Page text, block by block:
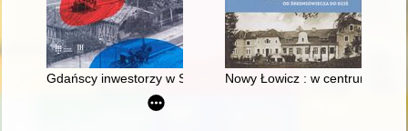
Gdańscy inwestorzy w Sopocie : prestiż finansowy i
Nowy Łowicz : w centrum